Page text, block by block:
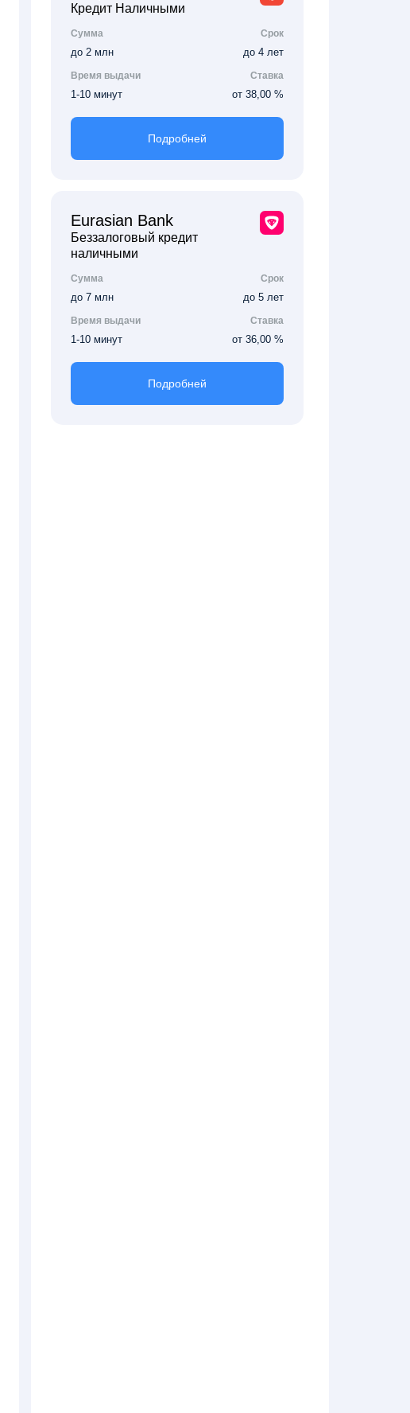
Кредит Наличными
Сумма Срок
до 2 млн до 4 лет
Время выдачи Ставка
1-10 минут от 38,00 %
Подробней
Eurasian Bank
Беззалоговый кредит
наличными
Сумма Срок
до 7 млн до 5 лет
Время выдачи Ставка
1-10 минут от 36,00 %
Подробней